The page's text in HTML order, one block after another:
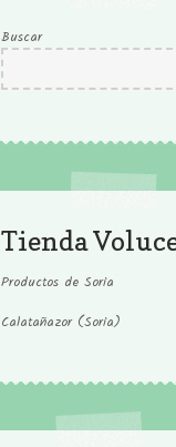
Buscar
Tienda
Productos de Soria
Calatañazor (Soria)